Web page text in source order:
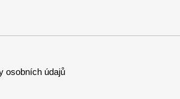
í
osobních údajů